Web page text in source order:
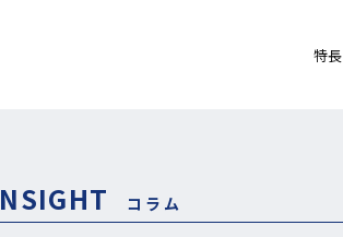
特長
コラム